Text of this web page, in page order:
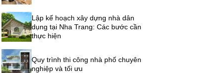
Lập kế hoạch xây dựng nhà dân
dụng tại Nha Trang: Các bước cần
thực hiện
Quy trình thi công nhà phố chuyên
nghiệp và tối ưu